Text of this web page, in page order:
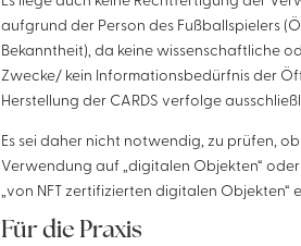
aufgrund der Person des Fußballspielers
Bekanntheit), da keine wissenschaftliche
Zwecke/ kein Informationsbedürfnis der
Herstellung der CARDS verfolge
Es sei daher nicht notwendig, zu prüfen,
Verwendung auf „digitalen Objekten“
„von NFT zertifizierten digitalen Objekten“
Für die Praxis